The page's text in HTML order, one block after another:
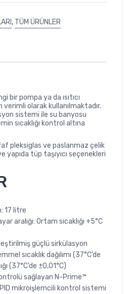
, TÜM ÜRÜNLER
bir pompa ya da ısıtıcı
verimli olarak kullanılmaktadır.
sistemi ile su banyosu
sıcaklığı kontrol altına
pleksiglas ve paslanmaz çelik
yapıda tüp taşıyıcı seçenekleri
17 litre
aralığı: Ortam sıcaklığı +5°C
güçlü sirkülasyon
sıcaklık dağılımı (37°C’de
(37°C’de ±0,01°C)
sağlayan N-Prime™
mikroişlemcili kontrol sistemi